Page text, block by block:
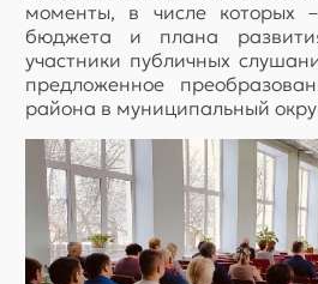
моменты, в числе которых
бюджета и плана
участники публичных
предложенное
района в муниципальный